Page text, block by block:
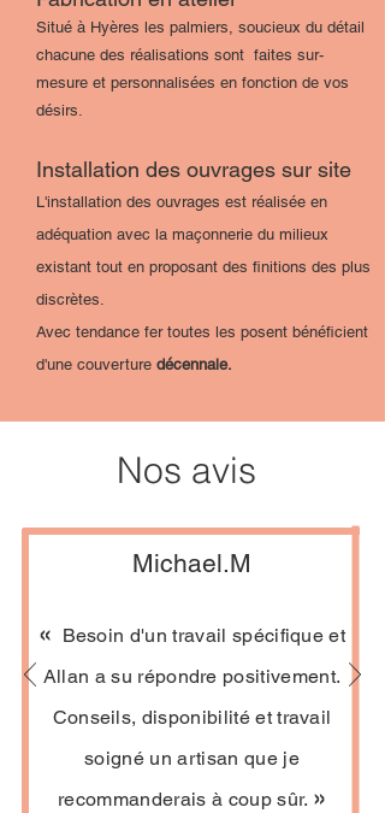
Situé à Hyères les palmiers, soucieux du détail
chacune des réalisations sont faites sur-
mesure et personnalisées en fonction de vos
désirs.
Installation des ouvrages sur site
L'installation des ouvrages est réalisée en
adéquation avec la maçonnerie du milieux
existant tout en proposant des finitions des plus
discrètes.
Avec tendance fer toutes les posent bénéficient
d'une couverture décennale.
Nos avis
Michael.M
« Besoin d'un travail spécifique et
Allan a su répondre positivement.
Conseils, disponibilité et travail
soigné un artisan que je
recommanderais à coup sûr. »